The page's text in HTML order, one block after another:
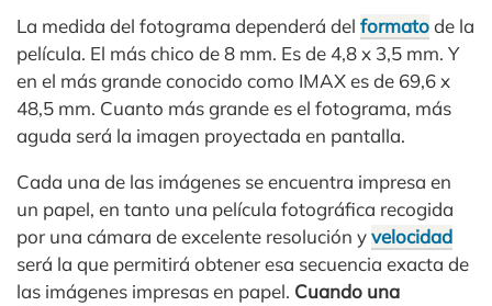
La medida del fotograma dependerá del formatode la
película. El más chico de 8 mm. Es de 4,8 x 3,5 mm. Y
en el más grande conocido como IMAX es de 69,6 x
48,5 mm. Cuanto más grande es el fotograma, más
aguda será la imagen proyectada en pantalla.
Cada una de las imágenes se encuentra impresa en
un papel, en tanto una película fotográfica recogida
por una cámara de excelente resolución yvelocidad
será la que permitirá obtener esa secuencia exacta de
las imágenes impresas en papel. Cuando una